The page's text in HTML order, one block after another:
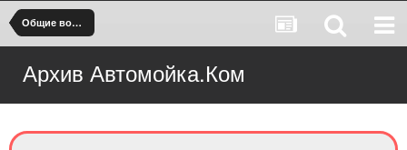
Общие вопросы по МСО
Архив Автомойка.Ком